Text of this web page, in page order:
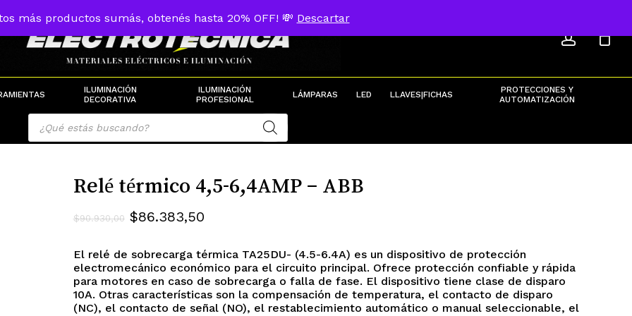
más productos sumás, obtenés hasta 20% OFF! 💸 Descartar
ILUMINACIÓN
DECORATIVA
ILUMINACIÓN
PROFESIONAL
LÁMPARAS LED LLAVES|FICHAS
PROTECCIONES Y
AUTOMATIZACIÓN
Cart Cart
Products
search
Relé térmico 4,5-6,4AMP – ABB
$90.930,00 El
original
era:
$90.930,00.
$86.383,50El
actual
es:
$86.383,50.
El relé de sobrecarga térmica TA25DU- (4.5-6.4A) es un dispositivo de protección
electromecánico económico para el circuito principal. Ofrece protección confiable y rápida
para motores en caso de sobrecarga o falla de fase. El dispositivo tiene clase de disparo
10A. Otras características son la compensación de temperatura, el contacto de disparo
(NC), el contacto de señal (NO), el restablecimiento automático o manual seleccionable, el